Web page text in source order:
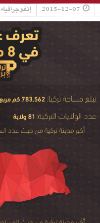
2015-12-07 إنفوجرافيك
trf-l-trky.jpg